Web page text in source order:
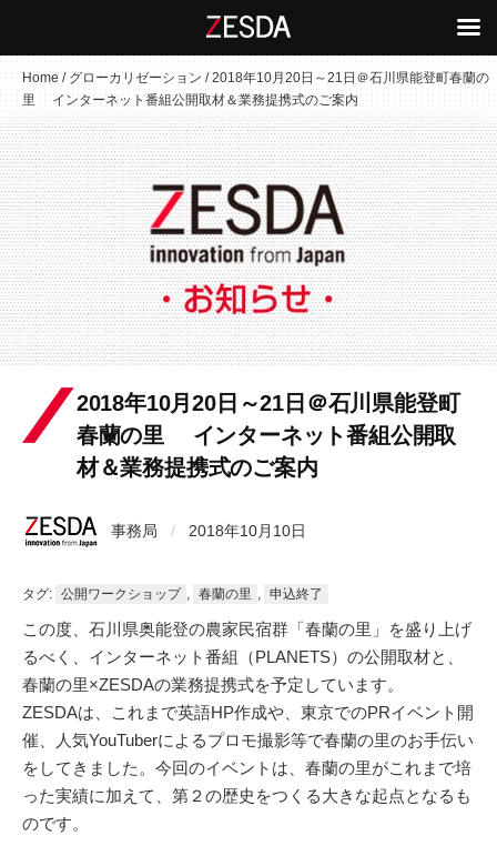
コ
ン
テ
ン
ツ
へ
ス
キ
ッ
プ
Home /グローカリゼーション /2018年10月20日～21日＠石川県能登町春蘭の
里 インターネット番組公開取材＆業務提携式のご案内
2018年10月20日～21日＠石川県能登町
春蘭の里 インターネット番組公開取
材＆業務提携式のご案内
事務局 / 2018年10月10日
タグ: 公開ワークショップ , 春蘭の里 , 申込終了
この度、石川県奥能登の農家民宿群「春蘭の里」を盛り上げ
るべく、インターネット番組（PLANETS）の公開取材と、
春蘭の里×ZESDAの業務提携式を予定しています。
ZESDAは、これまで英語HP作成や、東京でのPRイベント開
催、人気YouTuberによるプロモ撮影等で春蘭の里のお手伝い
をしてきました。今回のイベントは、春蘭の里がこれまで培
った実績に加えて、第２の歴史をつくる大きな起点となるも
のです。